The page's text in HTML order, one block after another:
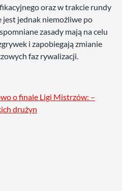
oraz w trakcie rundy
jest jednak niemożliwe po
zasady mają na celu
i zapobiegają zmianie
faz rywalizacji.
o finale Ligi Mistrzów: –
drużyn